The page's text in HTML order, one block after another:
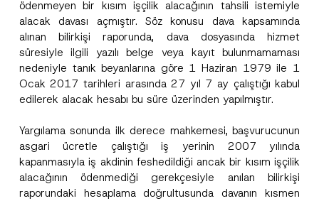
ödenmeyen bir kısım işçilik alacağının tahsili istemiyle
alacak davası açmıştır. Söz konusu dava kapsamında
alınan bilirkişi raporunda, dava dosyasında hizmet
süresiyle ilgili yazılı belge veya kayıt bulunmamaması
nedeniyle tanık beyanlarına göre 1 Haziran 1979 ile 1
Ocak 2017 tarihleri arasında 27 yıl 7 ay çalıştığı kabul
edilerek alacak hesabı bu süre üzerinden yapılmıştır.
Yargılama sonunda ilk derece mahkemesi, başvurucunun
asgari ücretle çalıştığı iş yerinin 2007 yılında
kapanmasıyla iş akdinin feshedildiği ancak bir kısım işçilik
alacağının ödenmediği gerekçesiyle anılan bilirkişi
raporundaki hesaplama doğrultusunda davanın kısmen